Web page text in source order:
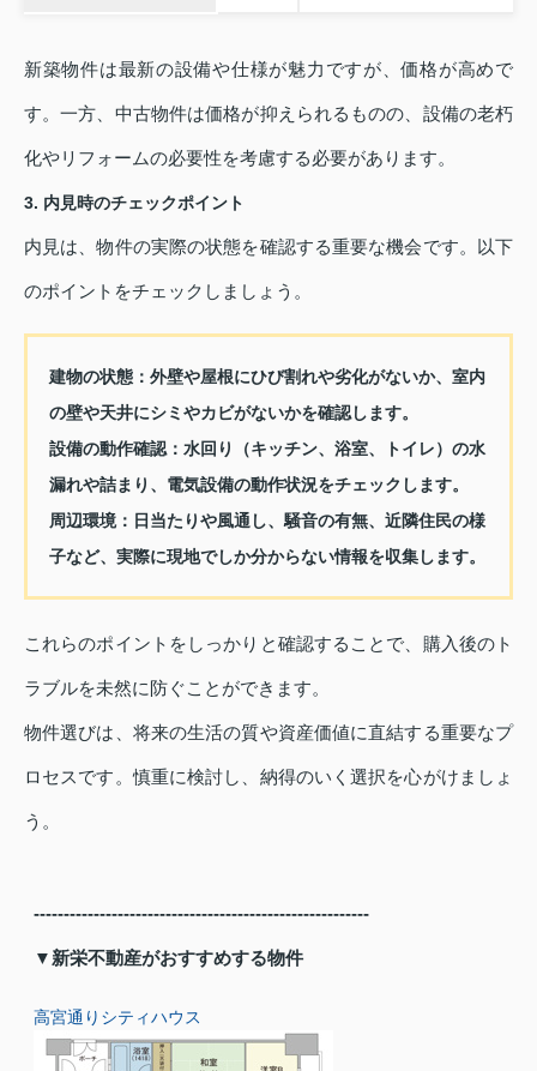
新築物件は最新の設備や仕様が魅力ですが、価格が高めで
す。一方、中古物件は価格が抑えられるものの、設備の老朽
化やリフォームの必要性を考慮する必要があります。
3. 内見時のチェックポイント
内見は、物件の実際の状態を確認する重要な機会です。以下
のポイントをチェックしましょう。
建物の状態： 外壁や屋根にひび割れや劣化がないか、室内
の壁や天井にシミやカビがないかを確認します。
設備の動作確認： 水回り（キッチン、浴室、トイレ）の水
漏れや詰まり、電気設備の動作状況をチェックします。
周辺環境： 日当たりや風通し、騒音の有無、近隣住民の様
子など、実際に現地でしか分からない情報を収集します。
これらのポイントをしっかりと確認することで、購入後のト
ラブルを未然に防ぐことができます。
物件選びは、将来の生活の質や資産価値に直結する重要なプ
ロセスです。慎重に検討し、納得のいく選択を心がけましょ
う。
--------------------------------------------------------
▼新栄不動産がおすすめする物件
高宮通りシティハウス